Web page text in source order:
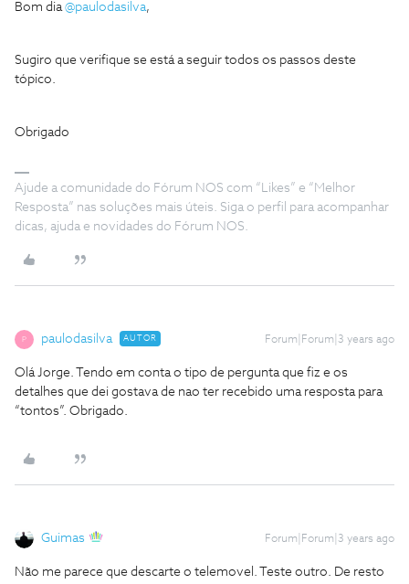
Bom dia@paulodasilva,
Sugiro que verifique se está a seguir todos os passos deste
tópico.
Obrigado
Ajude a comunidade do Fórum NOS com “Likes” e “Melhor
Resposta” nas soluções mais úteis. Siga o perfil para acompanhar
dicas, ajuda e novidades do Fórum NOS.
P paulodasilva AUTOR Forum|Forum|3 years ago
Olá Jorge. Tendo em conta o tipo de pergunta que fiz e os
detalhes que dei gostava de nao ter recebido uma resposta para
“tontos”. Obrigado.
Guimas Forum|Forum|3 years ago
Não me parece que descarte o telemovel. Teste outro. De resto